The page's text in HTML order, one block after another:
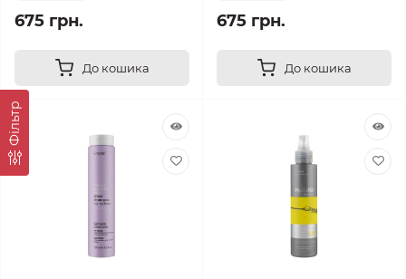
Фільтр
675 грн.
До кошика
675 грн.
До кошика